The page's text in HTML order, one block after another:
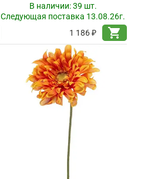
В наличии:39 шт.
Следующая поставка 13.08.26г.
1 186 ₽
shopping_cart